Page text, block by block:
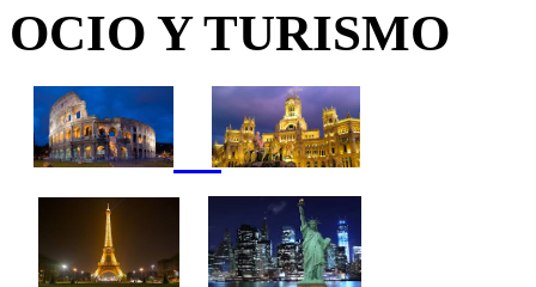
OCIO Y TURISMO